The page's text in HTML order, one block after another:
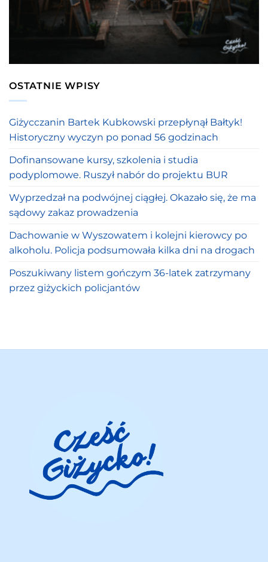
OSTATNIE WPISY
Giżycczanin Bartek Kubkowski przepłynął Bałtyk!
Historyczny wyczyn po ponad 56 godzinach
Dofinansowane kursy, szkolenia i studia
podyplomowe. Ruszył nabór do projektu BUR
Wyprzedzał na podwójnej ciągłej. Okazało się, że ma
sądowy zakaz prowadzenia
Dachowanie w Wyszowatem i kolejni kierowcy po
alkoholu. Policja podsumowała kilka dni na drogach
Poszukiwany listem gończym 36-latek zatrzymany
przez giżyckich policjantów